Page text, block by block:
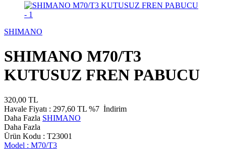
SHIMANO
SHIMANO M70/T3
KUTUSUZ FREN PABUCU
320,00 TL
Havale Fiyatı : 297,60 TL %7 İndirim
Daha Fazla SHIMANO
Daha Fazla
Ürün Kodu : T23001
Model : M70/T3